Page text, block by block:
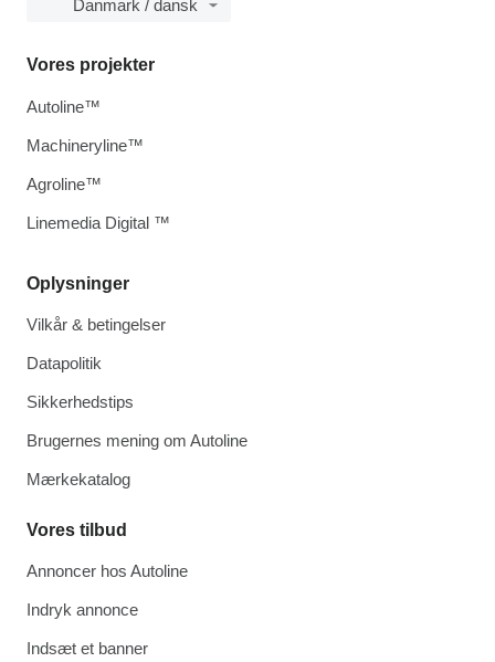
Danmark / dansk
Oplysninger
Vilkår & betingelser
Datapolitik
Sikkerhedstips
Brugernes mening om Autoline
Mærkekatalog
Vores tilbud
Annoncer hos Autoline
Indryk annonce
Indsæt et banner
Vores projekter
Autoline™
Machineryline™
Agroline™
Linemedia Digital ™